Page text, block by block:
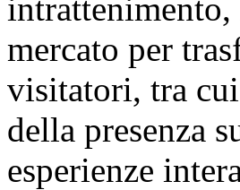
mercato per
visitatori, tra
della presenza
esperienze